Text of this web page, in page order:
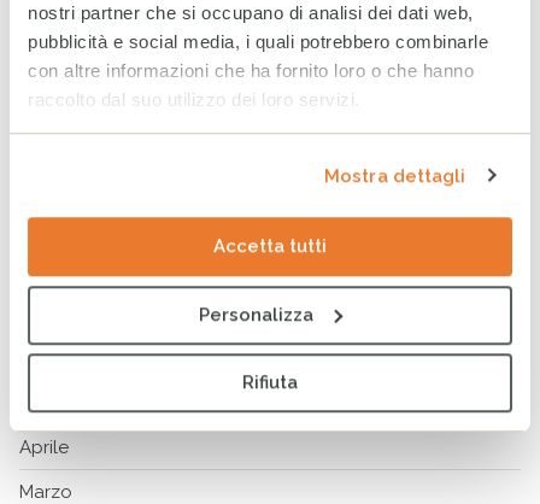
nostri partner che si occupano di analisi dei dati web,
pubblicità e social media, i quali potrebbero combinarle
con altre informazioni che ha fornito loro o che hanno
raccolto dal suo utilizzo dei loro servizi.
Mostra dettagli
Accetta tutti
Personalizza
Rifiuta
2025 2024 2023
Dicembre
Novembre
Settembre
Agosto
Giugno
Aprile
Marzo